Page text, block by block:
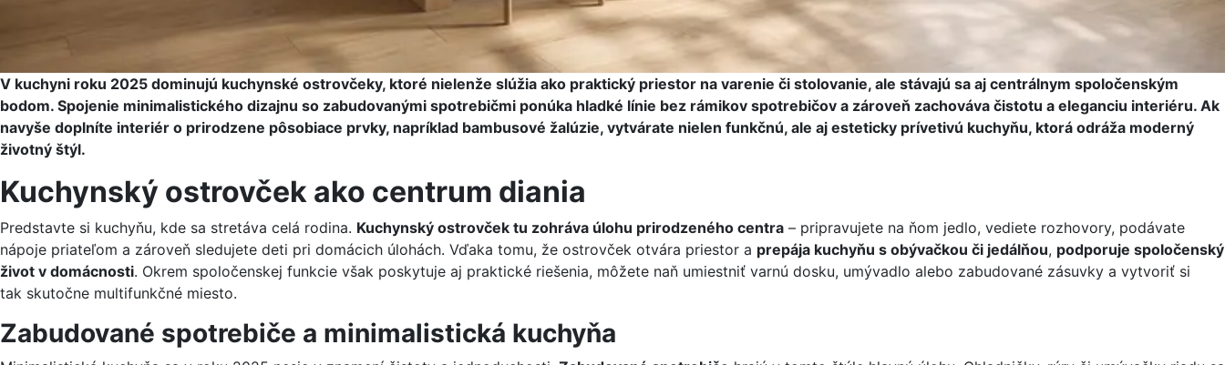
V kuchyni roku 2025 dominujú kuchynské ostrovčeky, ktoré nielenže slúžia ako praktický priestor na varenie či stolovanie, ale stávajú sa aj centrálnym spoločenským
bodom. Spojenie minimalistického dizajnu so zabudovanými spotrebičmi ponúka hladké línie bez rámikov spotrebičov a zároveň zachováva čistotu a eleganciu interiéru. Ak
navyše doplníte interiér o prirodzene pôsobiace prvky, napríklad bambusové žalúzie, vytvárate nielen funkčnú, ale aj esteticky prívetivú kuchyňu, ktorá odráža moderný
životný štýl.
Kuchynský ostrovček ako centrum diania
Predstavte si kuchyňu, kde sa stretáva celá rodina. Kuchynský ostrovček tu zohráva úlohu prirodzeného centra – pripravujete na ňom jedlo, vediete rozhovory, podávate
nápoje priateľom a zároveň sledujete deti pri domácich úlohách. Vďaka tomu, že ostrovček otvára priestor a prepája kuchyňu s obývačkou či jedálňou, podporuje spoločenský
život v domácnosti. Okrem spoločenskej funkcie však poskytuje aj praktické riešenia, môžete naň umiestniť varnú dosku, umývadlo alebo zabudované zásuvky a vytvoriť si
tak skutočne multifunkčné miesto.
Zabudované spotrebiče a minimalistická kuchyňa